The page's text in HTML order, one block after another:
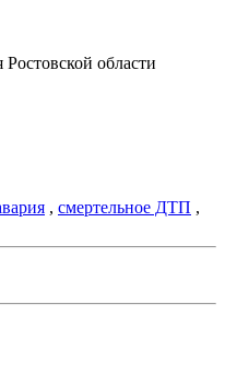
области
, смертельное ДТП ,